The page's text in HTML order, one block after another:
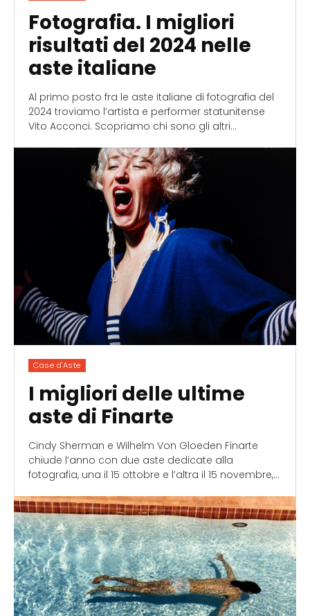
Fotografia. I migliori
risultati del 2024 nelle
aste italiane
Al primo posto fra le aste italiane di fotografia del
2024 troviamo l’artista e performer statunitense
Vito Acconci. Scopriamo chi sono gli altri...
Case d'Aste
I migliori delle ultime
aste di Finarte
Cindy Sherman e Wilhelm Von Gloeden Finarte
chiude l’anno con due aste dedicate alla
fotografia, una il 15 ottobre e l’altra il 15 novembre,...